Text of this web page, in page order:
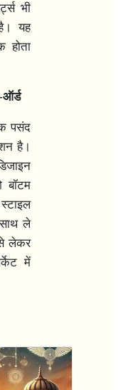
भी
यह
होता
ऑर्ड
पसंद
है।
बॉटम
ले
लेकर
में